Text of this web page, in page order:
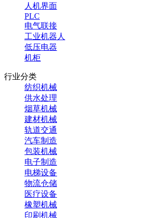
人机界面
PLC
电气联接
工业机器人
低压电器
机柜
行业分类
纺织机械
供水处理
烟草机械
建材机械
轨道交通
汽车制造
包装机械
电子制造
电梯设备
物流仓储
医疗设备
橡塑机械
印刷机械